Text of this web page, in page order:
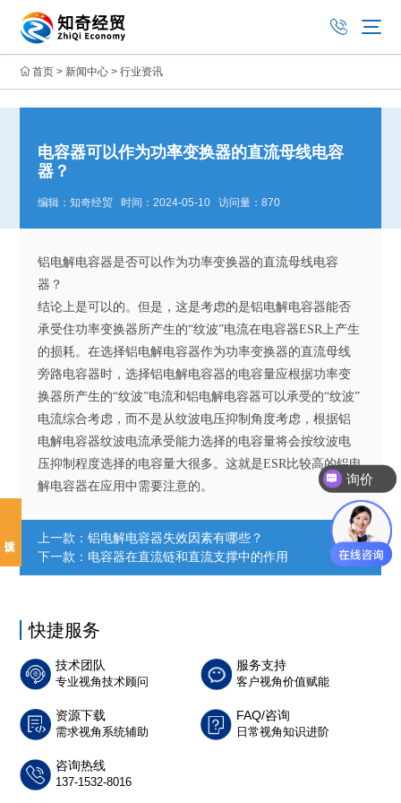
首页 > 新闻中心 >行业资讯
电容器可以作为功率变换器的直流母线电容
器？
编辑：知奇经贸 时间：2024-05-10 访问量：870
铝电解电容器是否可以作为功率变换器的直流母线电容
器？
结论上是可以的。但是，这是考虑的是铝电解电容器能否
承受住功率变换器所产生的“纹波”电流在电容器ESR上产生
的损耗。在选择铝电解电容器作为功率变换器的直流母线
旁路电容器时，选择铝电解电容器的电容量应根据功率变
换器所产生的“纹波”电流和铝电解电容器可以承受的“纹波”
电流综合考虑，而不是从纹波电压抑制角度考虑，根据铝
电解电容器纹波电流承受能力选择的电容量将会按纹波电
压抑制程度选择的电容量大很多。这就是ESR比较高的铝电
解电容器在应用中需要注意的。
上一款：铝电解电容器失效因素有哪些？
下一款： 电容器在直流链和直流支撑中的作用
快捷服务
技术团队
专业视角技术顾问
服务支持
客户视角价值赋能
资源下载
需求视角系统辅助
FAQ/咨询
日常视角知识进阶
咨询热线
137-1532-8016
询价